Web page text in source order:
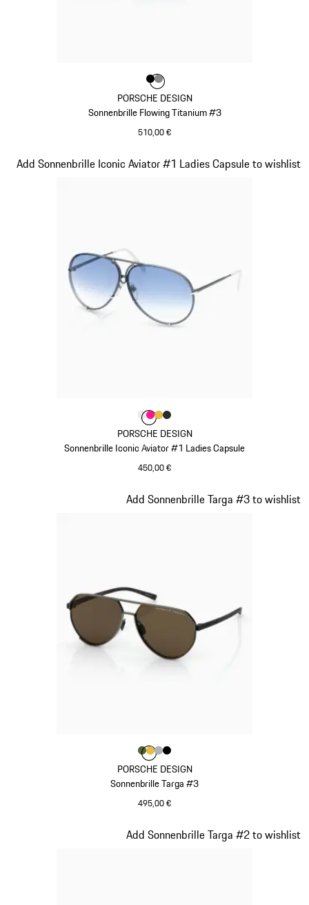
PORSCHE DESIGN
Sonnenbrille Flowing Titanium #3
510,00 €
Farbe
FarbeFarbe
PORSCHE DESIGN
Sonnenbrille Iconic Aviator #1 Ladies Capsule
450,00 €
Add Sonnenbrille Iconic Aviator #1 Ladies Capsule to wishlist
Slide 9 von 21
Farbe
Farbeweiß
Farbe
FarbeFarbe
PORSCHE DESIGN
Sonnenbrille Targa #3
495,00 €
Add Sonnenbrille Targa #3 to wishlist
Farbe
Farbeolivgrün
Farbe
FarbeFarbe
Add Sonnenbrille Targa #2 to wishlist